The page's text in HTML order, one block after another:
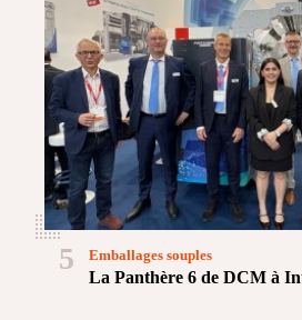
5
La Panthère 6 de DCM à
Emballages souples